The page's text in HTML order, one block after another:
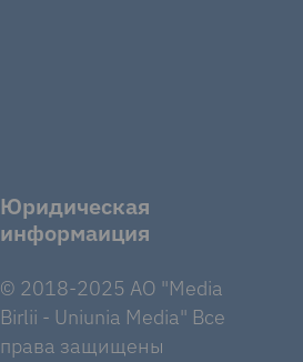
Юридическая
информаиция
© 2018-2025 AO "Media
Birlii - Uniunia Media" Все
права защищены